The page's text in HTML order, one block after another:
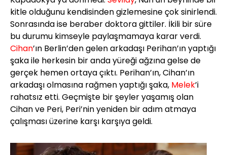
kitle olduğunu kendisinden gizlemesine çok sinirlendi.
Sonrasında ise beraber doktora gittiler. İkili bir süre
bu durumu kimseyle paylaşmamaya karar verdi.
Cihan’ın Berlin’den gelen arkadaşı Perihan’ın yaptığı
şaka ile herkesin bir anda yüreği ağzına gelse de
gerçek hemen ortaya çıktı. Perihan’ın, Cihan’ın
arkadaşı olmasına rağmen yaptığı şaka, Melek’i
rahatsız etti. Geçmişte bir şeyler yaşamış olan
Cihan ve Peri, Peri’nin yeniden bir adım atmaya
çalışması üzerine karşı karşıya geldi.